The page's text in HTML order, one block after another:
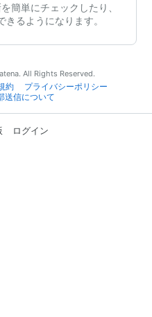
簡単にチェックしたり、
るようになります。
All Rights Reserved.
約
プライバシーポリシー
送信について
ログイン